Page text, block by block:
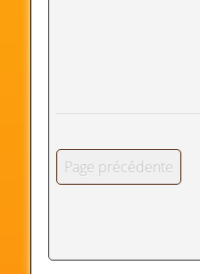
Page précédente